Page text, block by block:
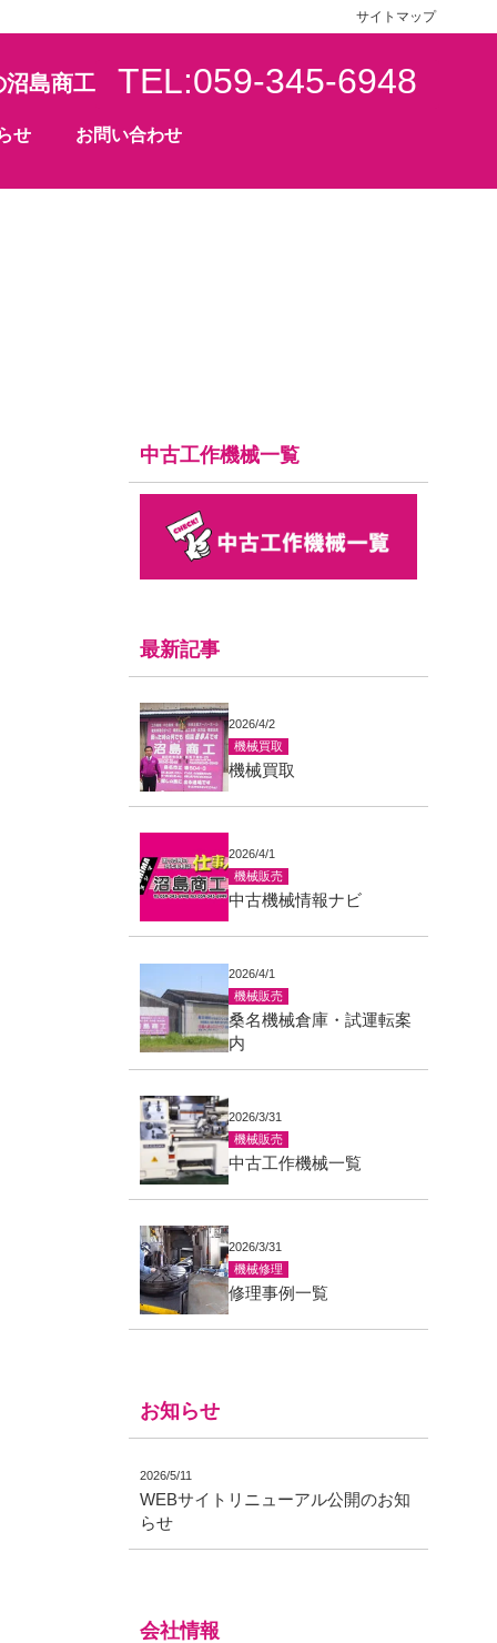
サイトマップ
沼島商工 TEL:059-345-6948
せ お問い合わせ
中古工作機械一覧
最新記事
2026/4/2
機械買取
機械買取
2026/4/1
機械販売
中古機械情報ナビ
2026/4/1
機械販売
桑名機械倉庫・試運転案
内
2026/3/31
機械販売
中古工作機械一覧
2026/3/31
機械修理
修理事例一覧
お知らせ
2026/5/11
WEBサイトリニューアル公開のお知
らせ
会社情報